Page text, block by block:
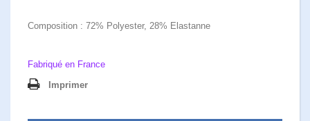
Composition : 72% Polyester, 28% Elastanne
Fabriqué en France
Imprimer